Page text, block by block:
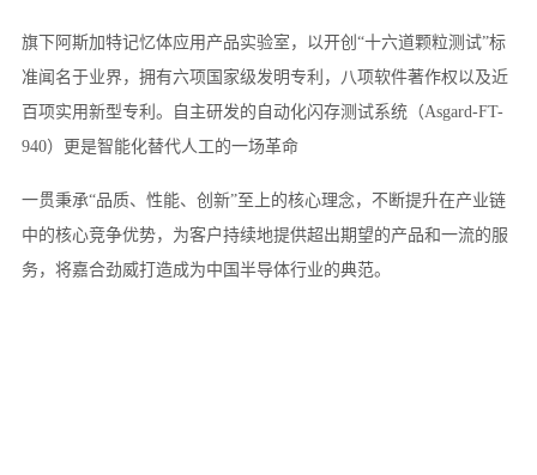
旗下阿斯加特记忆体应用产品实验室，以开创“十六道颗粒测试”标
准闻名于业界，拥有六项国家级发明专利，八项软件著作权以及近
百项实用新型专利。自主研发的自动化闪存测试系统（Asgard-FT-
940）更是智能化替代人工的一场革命
一贯秉承“品质、性能、创新”至上的核心理念，不断提升在产业链
中的核心竞争优势，为客户持续地提供超出期望的产品和一流的服
务，将嘉合劲威打造成为中国半导体行业的典范。